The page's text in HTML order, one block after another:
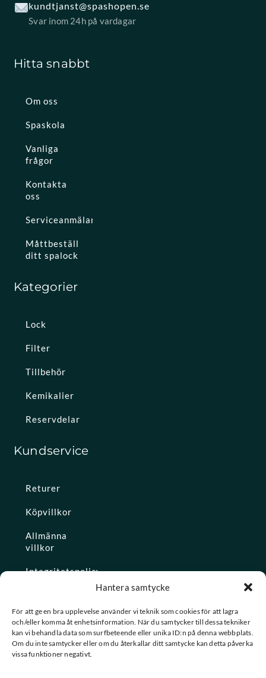
Hantera samtycke
För att ge en bra upplevelse använder vi teknik som cookies för att lagra
och/eller komma åt enhetsinformation. När du samtycker till dessa tekniker
kan vi behandla data som surfbeteende eller unika ID:n på denna webbplats.
Om du inte samtycker eller om du återkallar ditt samtycke kan detta påverka
vissa funktioner negativt.
kundtjanst@spashopen.se
Svar inom 24h på vardagar
Hitta snabbt
Om oss
Spaskola
Vanliga
frågor
Kontakta
oss
Serviceanmälan
Måttbeställ
ditt spalock
Kategorier
Lock
Filter
Tillbehör
Kemikalier
Reservdelar
Kundservice
Returer
Köpvillkor
Allmänna
villkor
Integritetspolicy
Konto